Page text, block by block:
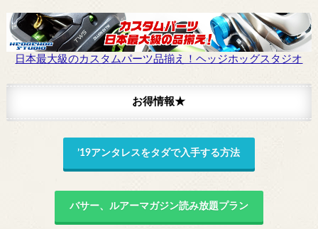
日本最大級のカスタムパーツ品揃え！ヘッジホッグスタジオ
お得情報★
’19アンタレスをタダで入手する方法
バサー、ルアーマガジン読み放題プラン